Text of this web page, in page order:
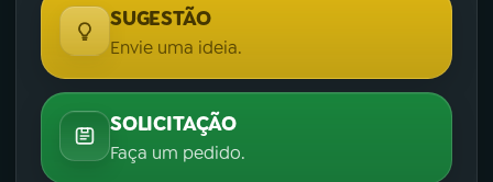
SUGESTÃO
Envie uma ideia.
SOLICITAÇÃO
Faça um pedido.